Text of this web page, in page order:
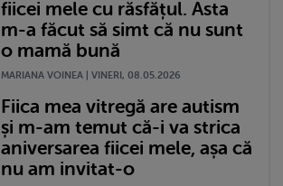
fiicei mele cu răsfățul. Asta
m-a făcut să simt că nu sunt
o mamă bună
MARIANA VOINEA | VINERI, 08.05.2026
Fiica mea vitregă are autism
și m-am temut că-i va strica
aniversarea fiicei mele, așa că
nu am invitat-o